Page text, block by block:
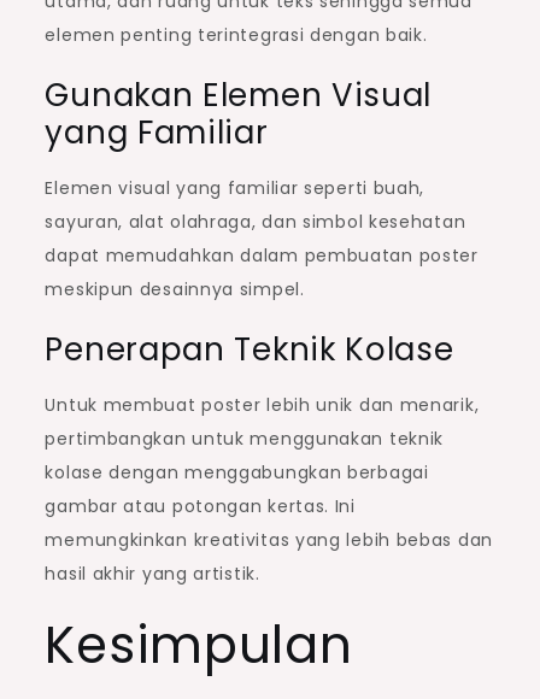
elemen penting terintegrasi dengan baik.
Gunakan Elemen Visual
yang Familiar
Elemen visual yang familiar seperti buah,
sayuran, alat olahraga, dan simbol kesehatan
dapat memudahkan dalam pembuatan poster
meskipun desainnya simpel.
Penerapan Teknik Kolase
Untuk membuat poster lebih unik dan menarik,
pertimbangkan untuk menggunakan teknik
kolase dengan menggabungkan berbagai
gambar atau potongan kertas. Ini
memungkinkan kreativitas yang lebih bebas dan
hasil akhir yang artistik.
Kesimpulan